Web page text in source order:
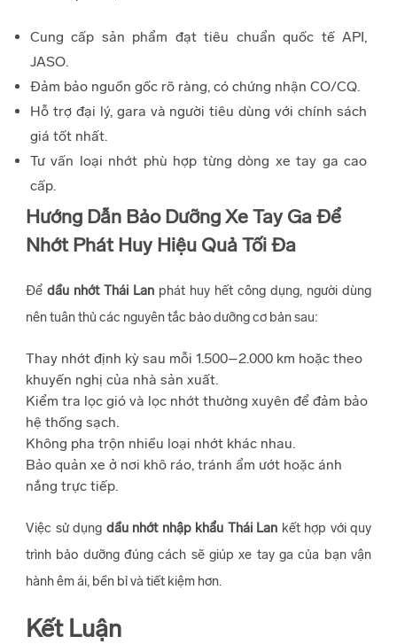
Cung cấp sản phẩm đạt tiêu chuẩn quốc tế API,
JASO.
Đảm bảo nguồn gốc rõ ràng, có chứng nhận CO/CQ.
Hỗ trợ đại lý, gara và người tiêu dùng với chính sách
giá tốt nhất.
Tư vấn loại nhớt phù hợp từng dòng xe tay ga cao
cấp.
Hướng Dẫn Bảo Dưỡng Xe Tay Ga Để
Nhớt Phát Huy Hiệu Quả Tối Đa
Để dầu nhớt Thái Lan phát huy hết công dụng, người dùng
nên tuân thủ các nguyên tắc bảo dưỡng cơ bản sau:
Thay nhớt định kỳ sau mỗi 1.500–2.000 km hoặc theo
khuyến nghị của nhà sản xuất.
Kiểm tra lọc gió và lọc nhớt thường xuyên để đảm bảo
hệ thống sạch.
Không pha trộn nhiều loại nhớt khác nhau.
Bảo quản xe ở nơi khô ráo, tránh ẩm ướt hoặc ánh
nắng trực tiếp.
Việc sử dụng dầu nhớt nhập khẩu Thái Lan kết hợp với quy
trình bảo dưỡng đúng cách sẽ giúp xe tay ga của bạn vận
hành êm ái, bền bỉ và tiết kiệm hơn.
Kết Luận